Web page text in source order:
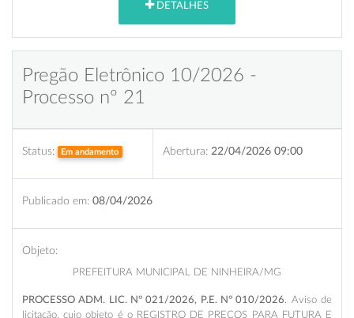
DETALHES
Pregão Eletrônico 10/2026 -
Processo nº 21
Status: Em andamento Abertura: 22/04/2026 09:00
Publicado em: 08/04/2026
Objeto:
PREFEITURA MUNICIPAL DE NINHEIRA/MG
PROCESSO ADM. LIC. N° 021/2026, P.E. N° 010/2026 . Aviso de
licitação, cujo objeto é o REGISTRO DE PREÇOS PARA FUTURA E